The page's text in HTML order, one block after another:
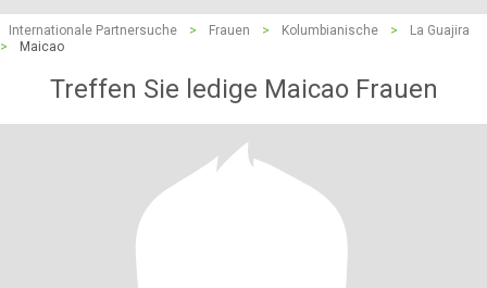
Internationale Partnersuche > Frauen > Kolumbianische >
La Guajira
>
Maicao
Treffen Sie ledige Maicao Frauen